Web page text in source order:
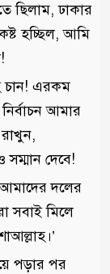
ছিলাম, ঢাকার
হচ্ছিল, আমি
চান! এরকম
আমার
রাখুন,
দেবে!
দলের
সবাই মিলে
পড়ার পর